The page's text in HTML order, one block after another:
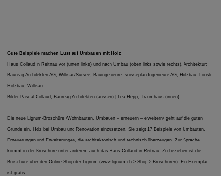
Gute Beispiele machen Lust auf Umbauen mit Holz
Haus Collaud in Reitnau vor (unten links) und nach Umbau (oben links sowie rechts). Architektur:
Baureag Architekten AG, Willisau/Sursee; Bauingenieure: suisseplan Ingenieure AG; Holzbau: Loosli
Holzbau, Willisau.
Bilder Pascal Collaud, Baureag Architekten (aussen) | Lea Hepp, Traumhaus (innen)
Die neue Lignum-Broschüre ‹Wohnbauten. Umbauen – erneuern – erweitern› geht auf die guten
Gründe ein, Holz bei Umbau und Renovation einzusetzen. Sie zeigt 17 Beispiele von Umbauten,
Erneuerungen und Erweiterungen, die architektonisch und technisch überzeugen. Zur Sprache
kommt in der Broschüre unter anderem auch das Haus Collaud in Reitnau. Zu beziehen ist die
Broschüre über den Online-Shop der Lignum (www.lignum.ch > Shop > Broschüren). Ein Exemplar
ist gratis.